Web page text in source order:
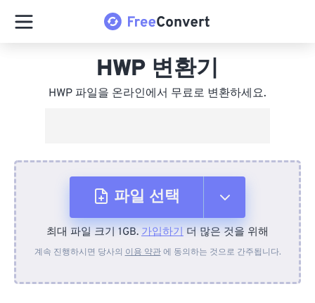
HWP 변환기
HWP 파일을 온라인에서 무료로 변환하세요.
파일 선택
장치에서
최대 파일 크기 1GB. 가입하기 더 많은 것을 위해
계속 진행하시면 당사의 이용 약관에 동의하는 것으로 간주됩니다.